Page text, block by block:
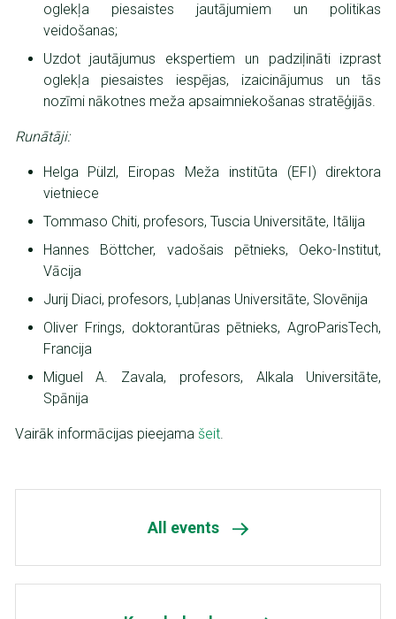
oglekļa piesaistes jautājumiem un politikas
veidošanas;
Uzdot jautājumus ekspertiem un padziļināti izprast
oglekļa piesaistes iespējas, izaicinājumus un tās
nozīmi nākotnes meža apsaimniekošanas stratēģijās.
Runātāji:
Helga Pülzl, Eiropas Meža institūta (EFI) direktora
vietniece
Tommaso Chiti, profesors, Tuscia Universitāte, Itālija
Hannes Böttcher, vadošais pētnieks, Oeko-Institut,
Vācija
Jurij Diaci, profesors, Ļubļanas Universitāte, Slovēnija
Oliver Frings, doktorantūras pētnieks, AgroParisTech,
Francija
Miguel A. Zavala, profesors, Alkala Universitāte,
Spānija
Vairāk informācijas pieejama šeit.
All events